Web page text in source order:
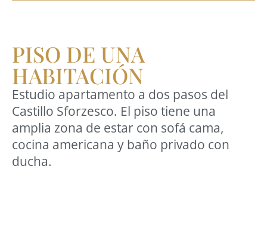
PISO DE UNA
HABITACIÓN
Estudio apartamento a dos pasos del
Castillo Sforzesco. El piso tiene una
amplia zona de estar con sofá cama,
cocina americana y baño privado con
ducha.